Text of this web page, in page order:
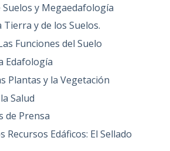
y Megaedafología
y de los Suelos.
Funciones del Suelo
Edafología
Plantas y la Vegetación
Salud
de Prensa
Recursos Edáficos: El Sellado